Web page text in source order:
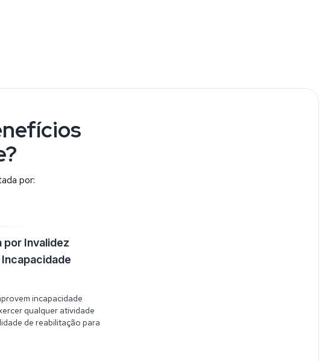
por:
Invalidez
incapacidade
qualquer atividade
de reabilitação para